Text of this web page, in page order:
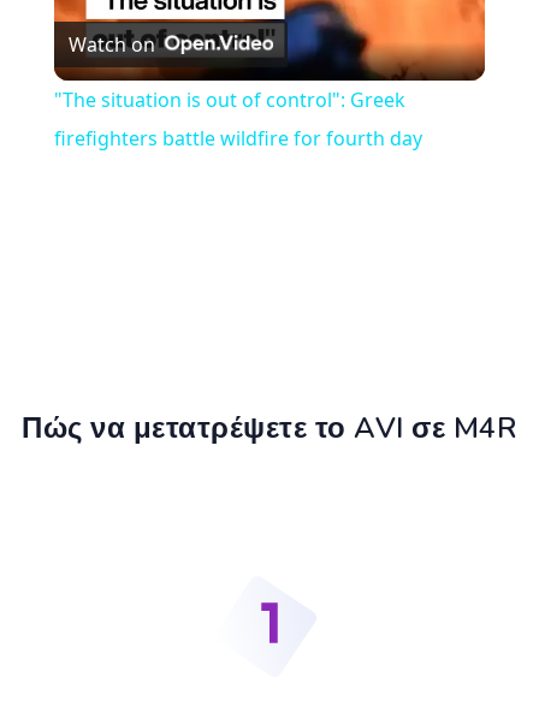
Video
Watch on
"The situation is out of control": Greek
firefighters battle wildfire for fourth day
Πώς να μετατρέψετε το AVI σε M4R